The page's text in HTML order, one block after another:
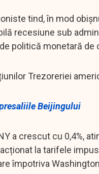
tind, în mod
recesiune sub
politică monetară de
Trezoreriei
Beijingului
a crescut cu 0,4%,
la tarifele
împotriva